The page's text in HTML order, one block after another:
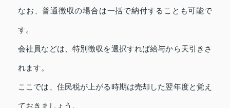
なお、普通徴収の場合は一括で納付することも可能で
す。
会社員などは、特別徴収を選択すれば給与から天引きさ
れます。
ここでは、住民税が上がる時期は売却した翌年度と覚え
ておきましょう。